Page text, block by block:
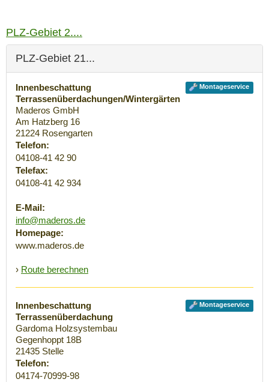
PLZ-Gebiet 2....
PLZ-Gebiet 21...
Montageservice
Innenbeschattung
Terrassenüberdachungen/Wintergärten
Maderos GmbH
Am Hatzberg 16
21224 Rosengarten
Telefon:
04108-41 42 90
Telefax:
04108-41 42 934
E-Mail:
info@maderos.de
Homepage:
www.maderos.de
› Route berechnen
Montageservice
Innenbeschattung
Terrassenüberdachung
Gardoma Holzsystembau
Gegenhoppt 18B
21435 Stelle
Telefon:
04174-70999-98